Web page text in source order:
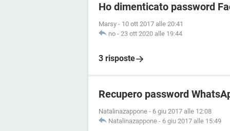
Ho dimenticato password
Marsy - 10 ott 2017 alle 20:41
no - 23 ott 2020 alle 19:44
3 risposte
Recupero password
Natalinazappone - 6 giu 2017 alle 12:08
Natalinazappone - 6 giu 2017 alle 15:49